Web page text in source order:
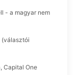
- a magyar nem
(választói
Capital One